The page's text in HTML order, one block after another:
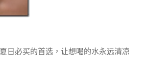
日必买的首选，让想喝的水永远清凉